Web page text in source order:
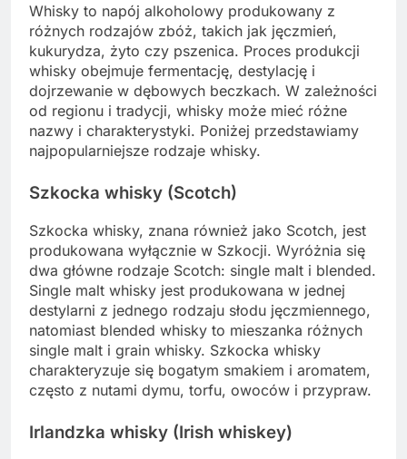
Whisky to napój alkoholowy produkowany z
różnych rodzajów zbóż, takich jak jęczmień,
kukurydza, żyto czy pszenica. Proces produkcji
whisky obejmuje fermentację, destylację i
dojrzewanie w dębowych beczkach. W zależności
od regionu i tradycji, whisky może mieć różne
nazwy i charakterystyki. Poniżej przedstawiamy
najpopularniejsze rodzaje whisky.
Szkocka whisky (Scotch)
Szkocka whisky, znana również jako Scotch, jest
produkowana wyłącznie w Szkocji. Wyróżnia się
dwa główne rodzaje Scotch: single malt i blended.
Single malt whisky jest produkowana w jednej
destylarni z jednego rodzaju słodu jęczmiennego,
natomiast blended whisky to mieszanka różnych
single malt i grain whisky. Szkocka whisky
charakteryzuje się bogatym smakiem i aromatem,
często z nutami dymu, torfu, owoców i przypraw.
Irlandzka whisky (Irish whiskey)